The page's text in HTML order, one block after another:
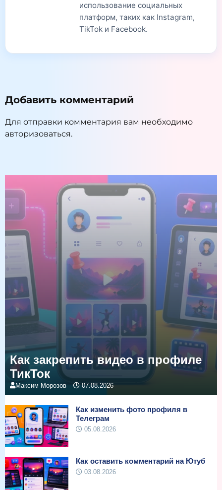
использование социальных
платформ, таких как Instagram,
TikTok и Facebook.
Добавить комментарий
Для отправки комментария вам необходимо
авторизоваться.
Как закрепить видео в профиле
ТикТок
Максим Морозов 07.08.2026
Как изменить фото профиля в
Телеграм
05.08.2026
Как оставить комментарий на Ютуб
03.08.2026